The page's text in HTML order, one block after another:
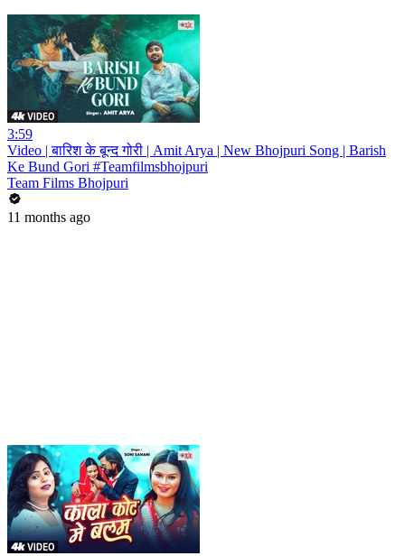
3:59
Video | बारिश के बून्द गोरी | Amit Arya | New Bhojpuri Song | Barish
Ke Bund Gori #Teamfilmsbhojpuri
Team Films Bhojpuri
11 months ago